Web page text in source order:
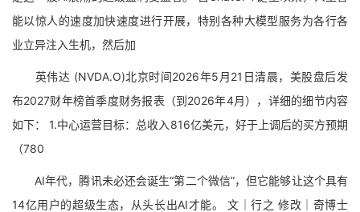
能以惊人的速度加快速度进行开展，特别各种大模型服务为各行各
业立异注入生机，然后加
英伟达 (NVDA.O)北京时间2026年5月21日清晨，美股盘后发
布2027财年榜首季度财务报表（到2026年4月），详细的细节内容
如下： 1.中心运营目标：总收入816亿美元，好于上调后的买方预期
（780
AI年代，腾讯未必还会诞生“第二个微信”，但它能够让这个具有
14亿用户的超级生态，从头长出AI才能。 文｜行之 修改｜奇博士